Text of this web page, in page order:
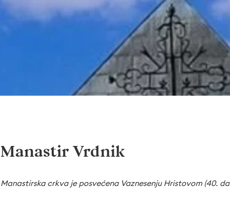
Mаnаstir Vrdnik
Manastirska crkva je posvećena Vaznesenju Hristovom (40.